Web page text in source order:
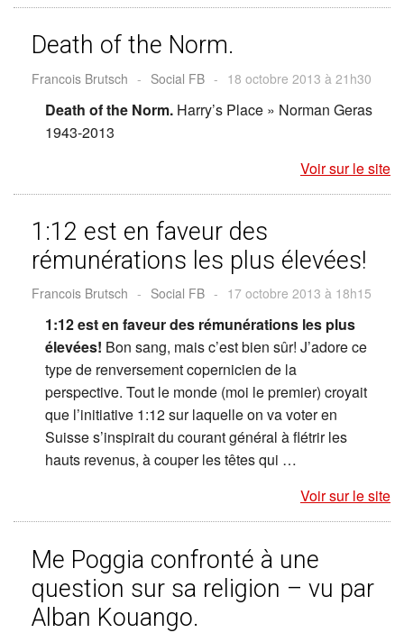
Death of the Norm.
Francois Brutsch - Social FB - 18 octobre 2013 à 21h30
Death of the Norm. Harry’s Place » Norman Geras
1943-2013
Voir sur le site
1:12 est en faveur des
rémunérations les plus élevées!
Francois Brutsch - Social FB - 17 octobre 2013 à 18h15
1:12 est en faveur des rémunérations les plus
élevées! Bon sang, mais c’est bien sûr! J’adore ce
type de renversement copernicien de la
perspective. Tout le monde (moi le premier) croyait
que l’initiative 1:12 sur laquelle on va voter en
Suisse s’inspirait du courant général à flétrir les
hauts revenus, à couper les têtes qui …
Voir sur le site
Me Poggia confronté à une
question sur sa religion – vu par
Alban Kouango.